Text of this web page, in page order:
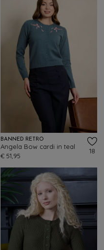
BANNED RETRO
Angela Bow cardi in teal
€ 51,95
18